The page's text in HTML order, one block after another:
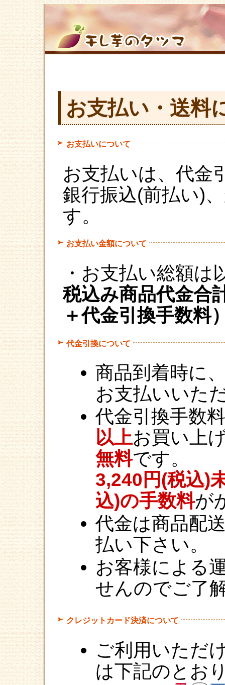
お支払い・送料
お支払いについて
お支払いは、代金
銀行振込(前払い)
す。
お支払い金額について
・お支払い総額
税込み商品代金合
＋代金引換手数料
代金引換について
商品到着時に
お支払いいた
代金引換手数
以上お買い上
無料です。
3,240円(税込)
込)の手数料が
代金は商品配
払い下さい。
お客様による
せんのでご了
クレジットカード決済について
ご利用いただ
は下記のとお